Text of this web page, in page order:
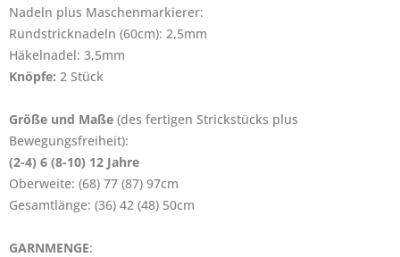
Nadeln plus Maschenmarkierer:
Rundstricknadeln (60cm): 2,5mm
Häkelnadel: 3,5mm
Knöpfe: 2 Stück
Größe und Maße (des fertigen Strickstücks plus
Bewegungsfreiheit):
(2-4) 6 (8-10) 12 Jahre
Oberweite: (68) 77 (87) 97cm
Gesamtlänge: (36) 42 (48) 50cm
GARNMENGE: